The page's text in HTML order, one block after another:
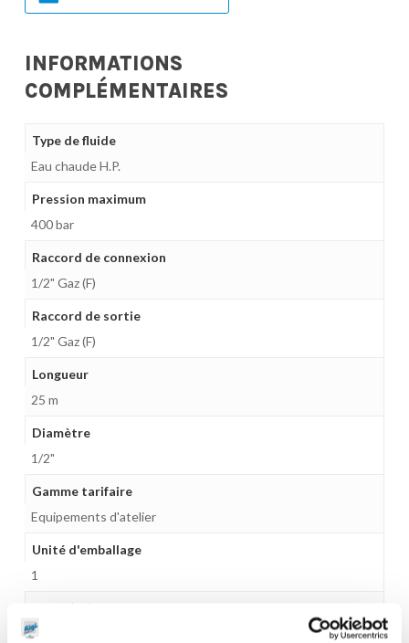
INFORMATIONS
COMPLÉMENTAIRES
Type de fluide
Eau chaude H.P.
Pression maximum
400 bar
Raccord de connexion
1/2" Gaz (F)
Raccord de sortie
1/2" Gaz (F)
Longueur
25 m
Diamètre
1/2"
Gamme tarifaire
Equipements d'atelier
Unité d'emballage
1
Poids (kg)
15.6000